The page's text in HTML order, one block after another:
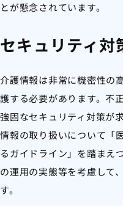
とが懸念されています。
セキュリティ対
介護情報は非常に機密性の
護する必要があります。不
強固なセキュリティ対策が
情報の取り扱いについて「
るガイドライン」を踏まえ
の運用の実態等を考慮して
す。